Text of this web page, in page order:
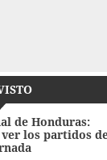
de Honduras:
los partidos